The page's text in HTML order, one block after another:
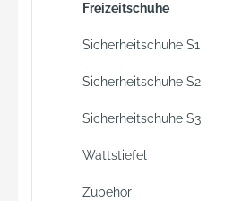
Freizeitschuhe
Sicherheitschuhe S1
Sicherheitschuhe S2
Sicherheitschuhe S3
Wattstiefel
Zubehör